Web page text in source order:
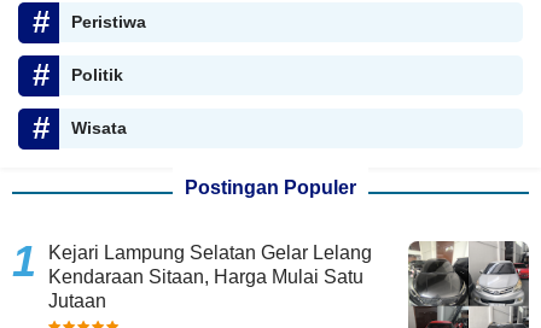
Peristiwa
Politik
Wisata
Postingan Populer
Kejari Lampung Selatan Gelar Lelang
Kendaraan Sitaan, Harga Mulai Satu
Jutaan